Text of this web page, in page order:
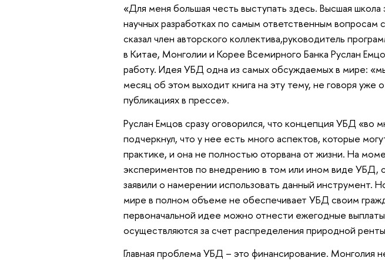
«Для меня большая честь выступать здесь. Высшая
научных разработках по самым ответственным вопросам
сказал член авторского коллектива,руководитель
в Китае, Монголии и Корее Всемирного Банка Руслан
работу. Идея УБД одна из самых обсуждаемых в мире:
месяц об этом выходит книга на эту тему, не говоря уже
публикациях в прессе».
Руслан Емцов сразу оговорился, что концепция УБД «во
подчеркнул, что у нее есть много аспектов, которые
практике, и она не полностью оторвана от жизни. На
экспериментов по внедрению в том или ином виде УБД,
заявили о намерении использовать данный инструмент.
мире в полном объеме не обеспечивает УБД своим
первоначальной идее можно отнести ежегодные
осуществляются за счет распределения природной
Главная проблема УБД – это финансирование. Монголия